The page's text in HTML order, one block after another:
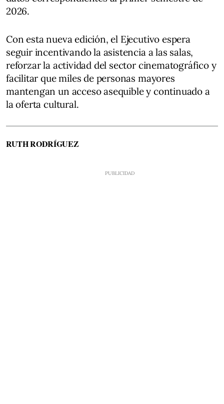
2026.
Con esta nueva edición, el Ejecutivo espera
seguir incentivando la asistencia a las salas,
reforzar la actividad del sector cinematográfico y
facilitar que miles de personas mayores
mantengan un acceso asequible y continuado a
la oferta cultural.
RUTH RODRÍGUEZ